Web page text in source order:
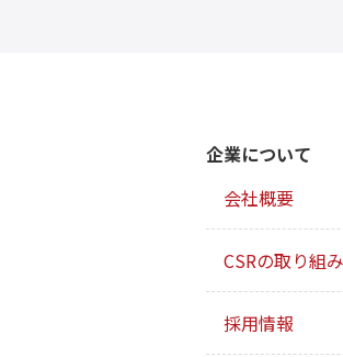
企業について
会社概要
CSRの取り組み
採用情報